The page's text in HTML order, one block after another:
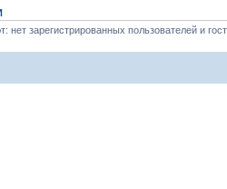
зарегистрированных пользователей и